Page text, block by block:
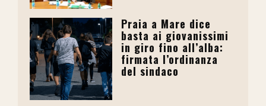
Praia a Mare dice
basta ai giovanissimi
in giro fino all’alba:
firmata l’ordinanza
del sindaco